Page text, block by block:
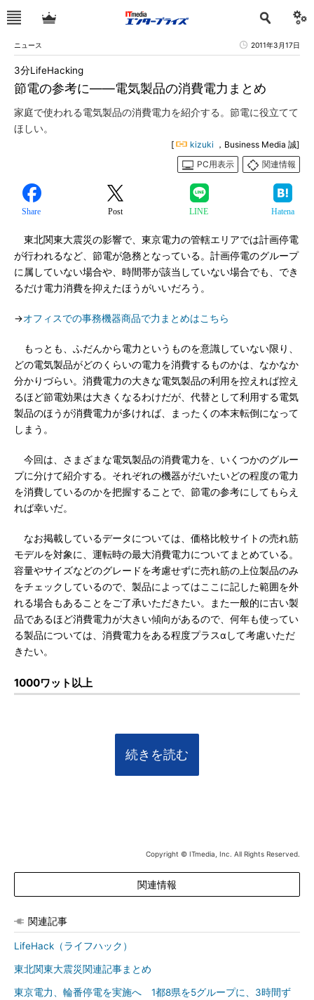
ニュース 2011年3月17日
節電の参考に――電気製品の消費電力まとめ
3分LifeHacking
家庭で使われる電気製品の消費電力を紹介する。節電に役立てて
ほしい。
[ kizuki ，Business Media 誠]
PC用表示
関連情報
Share Post LINE Hatena
東北関東大震災の影響で、東京電力の管轄エリアでは計画停電
が行われるなど、節電が急務となっている。計画停電のグループ
に属していない場合や、時間帯が該当していない場合でも、でき
るだけ電力消費を抑えたほうがいいだろう。
→オフィスでの事務機器商品で力まとめはこちら
もっとも、ふだんから電力というものを意識していない限り、
どの電気製品がどのくらいの電力を消費するものかは、なかなか
分かりづらい。消費電力の大きな電気製品の利用を控えれば控え
るほど節電効果は大きくなるわけだが、代替として利用する電気
製品のほうが消費電力が多ければ、まったくの本末転倒になって
しまう。
今回は、さまざまな電気製品の消費電力を、いくつかのグルー
プに分けて紹介する。それぞれの機器がだいたいどの程度の電力
を消費しているのかを把握することで、節電の参考にしてもらえ
れば幸いだ。
なお掲載しているデータについては、価格比較サイトの売れ筋
モデルを対象に、運転時の最大消費電力についてまとめている。
容量やサイズなどのグレードを考慮せずに売れ筋の上位製品のみ
をチェックしているので、製品によってはここに記した範囲を外
れる場合もあることをご了承いただきたい。また一般的に古い製
品であるほど消費電力が大きい傾向があるので、何年も使ってい
る製品については、消費電力をある程度プラスαして考慮いただ
きたい。
1000ワット以上
続きを読む
Copyright © ITmedia, Inc. All Rights Reserved.
関連情報
関連記事
LifeHack（ライフハック）
東北関東大震災関連記事まとめ
東京電力、輪番停電を実施へ 1都8県を5グループに、3時間ず